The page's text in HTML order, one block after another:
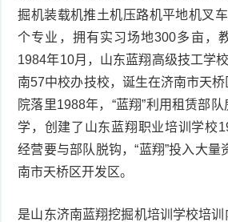
掘机装载机推土机压路机平地机叉
个专业，拥有实习场地300多亩，
1984年10月，山东蓝翔高级技工学
南57中校办技校，诞生在济南市天
院落里1988年，“蓝翔”利用租赁部
学，创建了山东蓝翔职业培训学校
经营要与部队脱钩，“蓝翔”投入大量
南市天桥区开发区。
是山东济南蓝翔挖掘机培训学校培